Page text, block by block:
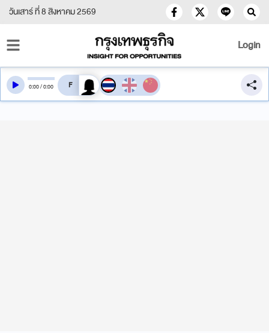
วันเสาร์ ที่ 8 สิงหาคม 2569
Login
0:00/0:00 สลับเสียงอ่าน